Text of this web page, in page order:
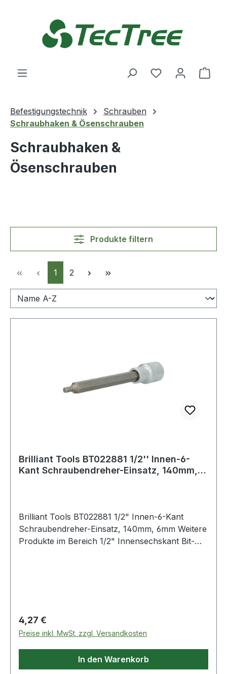
Du hast 0
Befestigungstechnik
Schrauben
Schraubhaken & Ösenschrauben
Schraubhaken &
Ösenschrauben
Produkte filtern
Seite
1 Seite
2
Brilliant Tools BT022881 1/2'' Innen-6-
Kant Schraubendreher-Einsatz, 140mm,
Brilliant Tools BT022881 1/2" Innen-6-Kant
Schraubendreher-Einsatz, 140mm, 6mm Weitere
Produkte im Bereich 1/2" Innensechskant Bit-
Regulärer Preis:
4,27 €
Preise inkl. MwSt. zzgl. Versandkosten
In den Warenkorb